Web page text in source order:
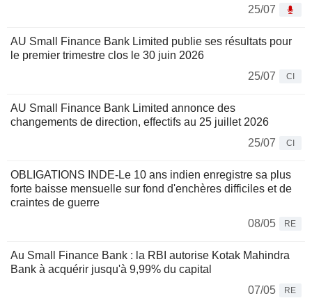
25/07
AU Small Finance Bank Limited publie ses résultats pour
le premier trimestre clos le 30 juin 2026
25/07
CI
AU Small Finance Bank Limited annonce des
changements de direction, effectifs au 25 juillet 2026
25/07
CI
OBLIGATIONS INDE-Le 10 ans indien enregistre sa plus
forte baisse mensuelle sur fond d'enchères difficiles et de
craintes de guerre
08/05
RE
Au Small Finance Bank : la RBI autorise Kotak Mahindra
Bank à acquérir jusqu'à 9,99% du capital
07/05
RE